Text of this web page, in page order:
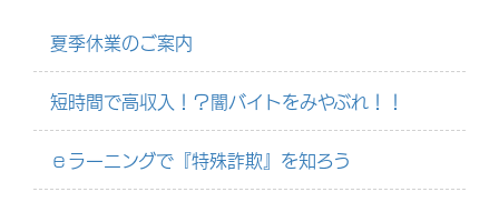
夏季休業のご案内
短時間で高収入！？闇バイトをみやぶれ！！
ｅラーニングで『特殊詐欺』を知ろう